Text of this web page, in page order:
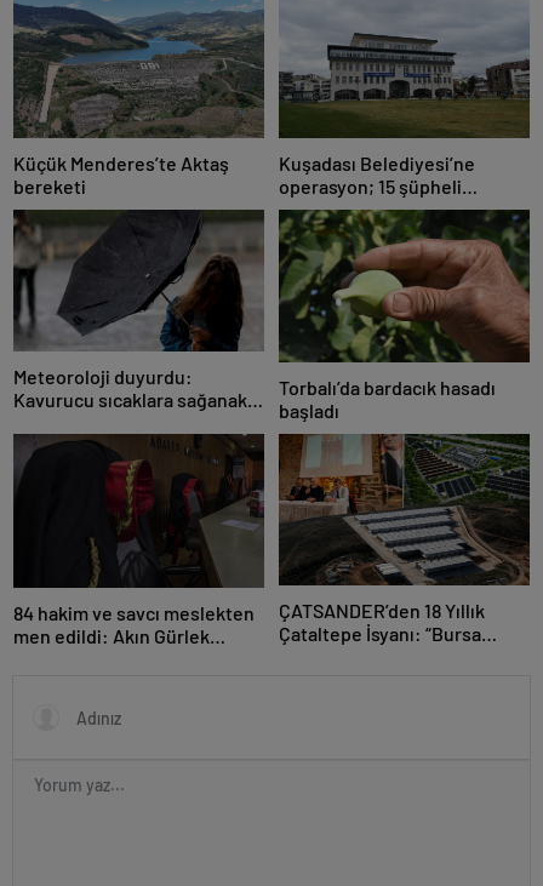
Küçük Menderes’te Aktaş
bereketi
Kuşadası Belediyesi’ne
operasyon; 15 şüpheli
gözaltına alındı
Meteoroloji duyurdu:
Kavurucu sıcaklara sağanak
Torbalı’da bardacık hasadı
başladı
84 hakim ve savcı meslekten
men edildi: Akın Gürlek
ÇATSANDER’den 18 Yıllık
Çataltepe İsyanı: “Bursa